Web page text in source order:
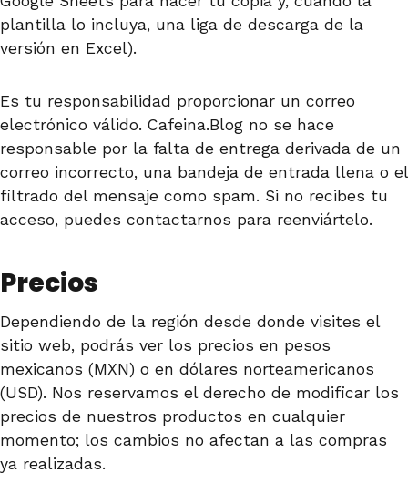
plantilla lo incluya, una liga de descarga de la
versión en Excel).
Es tu responsabilidad proporcionar un correo
electrónico válido. Cafeina.Blog no se hace
responsable por la falta de entrega derivada de un
correo incorrecto, una bandeja de entrada llena o el
filtrado del mensaje como spam. Si no recibes tu
acceso, puedes contactarnos para reenviártelo.
Precios
Dependiendo de la región desde donde visites el
sitio web, podrás ver los precios en pesos
mexicanos (MXN) o en dólares norteamericanos
(USD). Nos reservamos el derecho de modificar los
precios de nuestros productos en cualquier
momento; los cambios no afectan a las compras
ya realizadas.